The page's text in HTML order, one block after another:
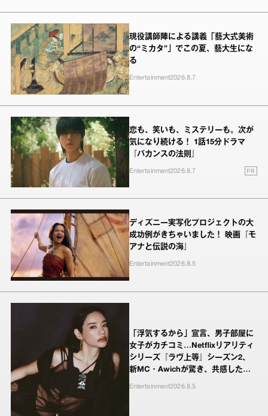
現役講師陣による講義「藝大式美術
の“ミカタ”」でこの夏、藝大生にな
る
Entertainment2026.8.7
恋も、笑いも、ミステリーも。次が
気になり続ける！ 1話15分ドラマ
『バカンスの法則』
Entertainment2026.8.7 PR
ディズニー実写化プロジェクトの大
成功例がきちゃいました！ 映画『モ
アナと伝説の海』
Entertainment2026.8.5
「浮気するから」宣言、男子部屋に
女子がカチコミ…Netflixリアリティ
シリーズ『ラヴ上等』シーズン2、
新MC・Awichが驚き、共感したヤ
Entertainment2026.8.5